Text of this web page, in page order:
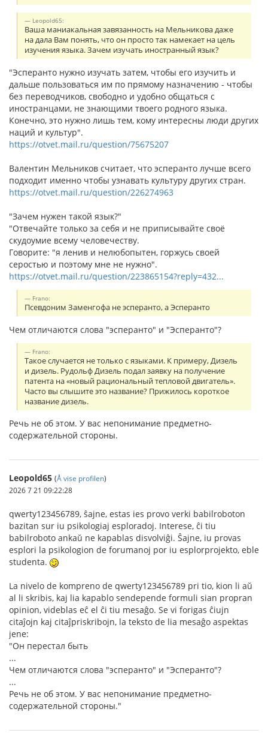
Leopold65:
Ваша маниакальная завязанность на Мельникова даже
на дала Вам понять, что он просто так намекает на цель
изучения языка. Зачем изучать иностранный язык?
"Эсперанто нужно изучать затем, чтобы его изучить и
дальше пользоваться им по прямому назначению - чтобы
без переводчиков, свободно и удобно общаться с
иностранцами, не знающими твоего родного языка.
Конечно, это нужно лишь тем, кому интересны люди других
наций и культур".
https://otvet.mail.ru/question/75675207
Валентин Мельников считает, что эсперанто лучше всего
подходит именно чтобы узнавать культуру других стран.
https://otvet.mail.ru/question/226274963
"Зачем нужен такой язык?"
"Отвечайте только за себя и не приписывайте своё
скудоумие всему человечеству.
Говорите: "я ленив и нелюбопытен, горжусь своей
серостью и поэтому мне не нужно".
https://otvet.mail.ru/question/223865154?reply=432...
Frano:
Псевдоним Заменгофа не эсперанто, а Эсперанто
Чем отличаются слова "эсперанто" и "Эсперанто"?
Frano:
Такое случается не только с языками. К примеру, Дизель
и дизель. Рудольф Дизель подал заявку на получение
патента на «новый рациональный тепловой двигатель».
Часто вы слышите это название? Прижилось короткое
название дизель.
Речь не об этом. У вас непонимание предметно-
содержательной стороны.
Leopold65 (Å vise profilen)
2026 7 21 09:22:28
qwerty123456789, ŝajne, estas ies provo verki babilroboton
bazitan sur iu psikologiaj esploradoj. Interese, ĉi tiu
babilroboto ankaŭ ne kapablas disvolviĝi. Ŝajne, iu provas
esplori la psikologion de forumanoj por iu esplorprojekto, eble
studenta.
La nivelo de kompreno de qwerty123456789 pri tio, kion li aŭ
al li skribis, kaj lia kapablo sendepende formuli sian propran
opinion, videblas eĉ el ĉi tiu mesaĝo. Se vi forigas ĉiujn
citaĵojn kaj citaĵpriskribojn, la teksto de lia mesaĝo aspektas
jene:
"Он перестал быть
...
Чем отличаются слова "эсперанто" и "Эсперанто"?
...
Речь не об этом. У вас непонимание предметно-
содержательной стороны."